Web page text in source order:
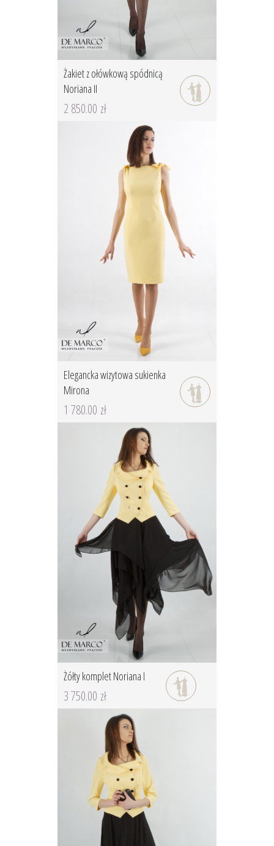
Żakiet z ołówkową spódnicą
Noriana II
2 850.00 zł
Elegancka wizytowa sukienka
Mirona
1 780.00 zł
Żółty komplet Noriana I
3 750.00 zł